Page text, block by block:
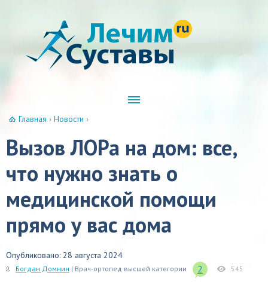
Главная › Новости ›
Вызов ЛОРа на дом: все,
что нужно знать о
медицинской помощи
прямо у вас дома
Опубликовано: 28 августа 2024
Богдан Домнин | Врач-ортопед высшей категории 2 545